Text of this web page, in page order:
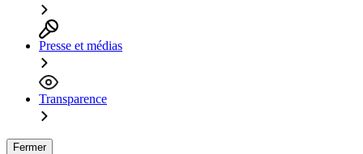
Presse et médias
Transparence
Fermer